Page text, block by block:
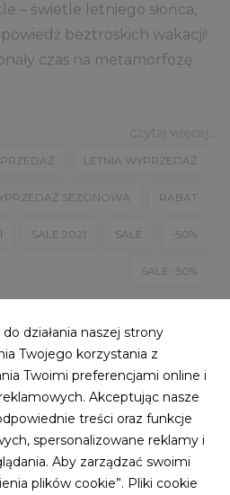
– świetle letniego słońca,
beztroskich wakacji!
czas na metamorfozę
LETNIA WYPRZEDAŻ
SEZONOWA RABAT
SALE 2021 SALE -50%
SALE -50%
działania naszej strony
Twojego korzystania z
Twoimi preferencjami online i
Akceptując nasze
treści oraz funkcje
spersonalizowane reklamy i
Aby zarządzać swoimi
plików cookie”. Pliki cookie